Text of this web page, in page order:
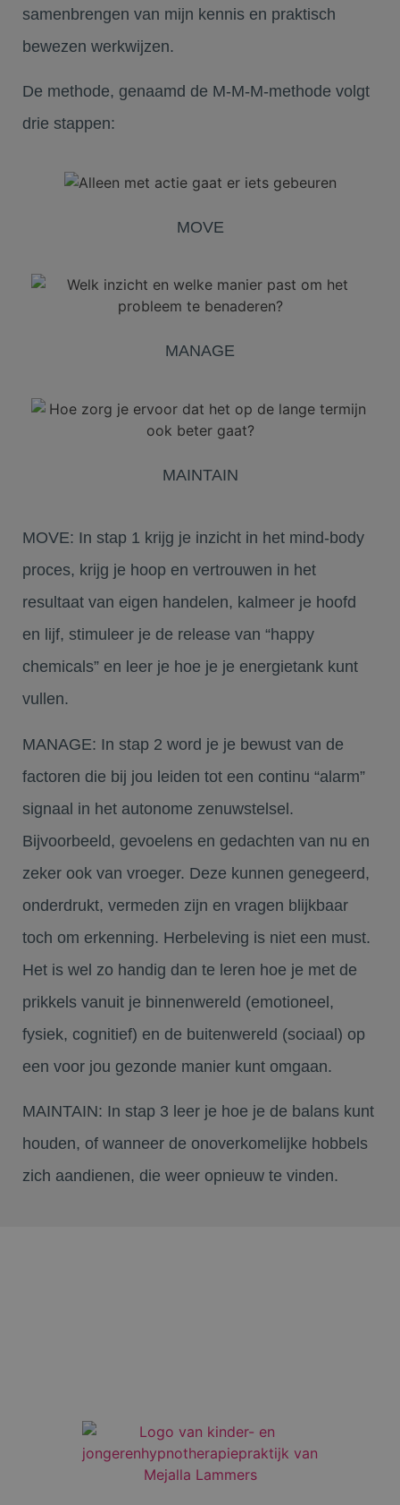
samenbrengen van mijn kennis en praktisch
bewezen werkwijzen.
De methode, genaamd de M-M-M-methode volgt
drie stappen:
MOVE
MANAGE
MAINTAIN
MOVE: In stap 1 krijg je inzicht in het mind-body
proces, krijg je hoop en vertrouwen in het
resultaat van eigen handelen, kalmeer je hoofd
en lijf, stimuleer je de release van “happy
chemicals” en leer je hoe je je energietank kunt
vullen.
MANAGE: In stap 2 word je je bewust van de
factoren die bij jou leiden tot een continu “alarm”
signaal in het autonome zenuwstelsel.
Bijvoorbeeld, gevoelens en gedachten van nu en
zeker ook van vroeger. Deze kunnen genegeerd,
onderdrukt, vermeden zijn en vragen blijkbaar
toch om erkenning. Herbeleving is niet een must.
Het is wel zo handig dan te leren hoe je met de
prikkels vanuit je binnenwereld (emotioneel,
fysiek, cognitief) en de buitenwereld (sociaal) op
een voor jou gezonde manier kunt omgaan.
MAINTAIN: In stap 3 leer je hoe je de balans kunt
houden, of wanneer de onoverkomelijke hobbels
zich aandienen, die weer opnieuw te vinden.